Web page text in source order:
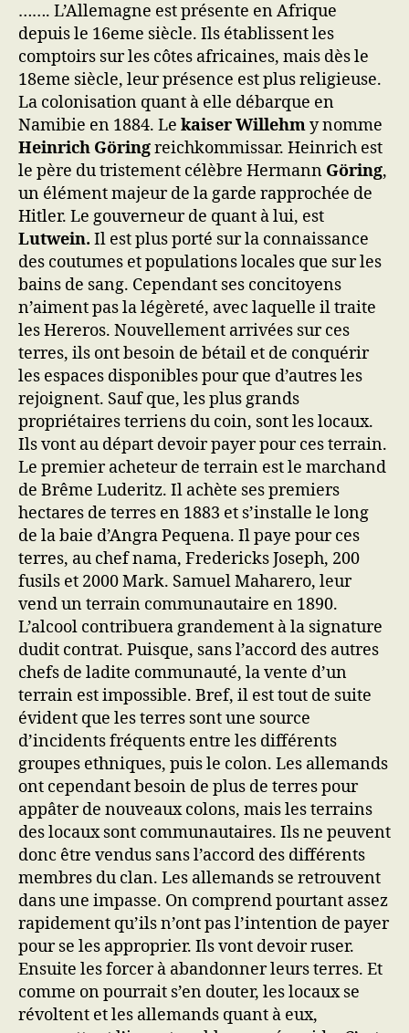
et
nama
……. L’Allemagne est présente en Afrique
depuis le 16eme siècle. Ils établissent les
comptoirs sur les côtes africaines, mais dès le
18eme siècle, leur présence est plus religieuse.
La colonisation quant à elle débarque en
Namibie en 1884. Le kaiser Willehmy nomme
Heinrich Göringreichkommissar. Heinrich est
le père du tristement célèbre Hermann Göring,
un élément majeur de la garde rapprochée de
Hitler. Le gouverneur de quant à lui, est
Lutwein. Il est plus porté sur la connaissance
des coutumes et populations locales que sur les
bains de sang. Cependant ses concitoyens
n’aiment pas la légèreté, avec laquelle il traite
les Hereros. Nouvellement arrivées sur ces
terres, ils ont besoin de bétail et de conquérir
les espaces disponibles pour que d’autres les
rejoignent. Sauf que, les plus grands
propriétaires terriens du coin, sont les locaux.
Ils vont au départ devoir payer pour ces terrain.
Le premier acheteur de terrain est le marchand
de Brême Luderitz. Il achète ses premiers
hectares de terres en 1883 et s’installe le long
de la baie d’Angra Pequena. Il paye pour ces
terres, au chef nama, Fredericks Joseph, 200
fusils et 2000 Mark. Samuel Maharero, leur
vend un terrain communautaire en 1890.
L’alcool contribuera grandement à la signature
dudit contrat. Puisque, sans l’accord des autres
chefs de ladite communauté, la vente d’un
terrain est impossible. Bref, il est tout de suite
évident que les terres sont une source
d’incidents fréquents entre les différents
groupes ethniques, puis le colon. Les allemands
ont cependant besoin de plus de terres pour
appâter de nouveaux colons, mais les terrains
des locaux sont communautaires. Ils ne peuvent
donc être vendus sans l’accord des différents
membres du clan. Les allemands se retrouvent
dans une impasse. On comprend pourtant assez
rapidement qu’ils n’ont pas l’intention de payer
pour se les approprier. Ils vont devoir ruser.
Ensuite les forcer à abandonner leurs terres. Et
comme on pourrait s’en douter, les locaux se
révoltent et les allemands quant à eux,